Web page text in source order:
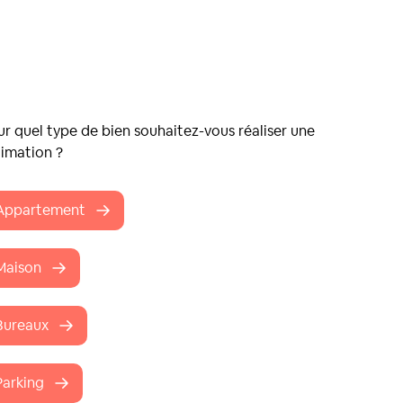
quel type de bien souhaitez-vous réaliser une
?